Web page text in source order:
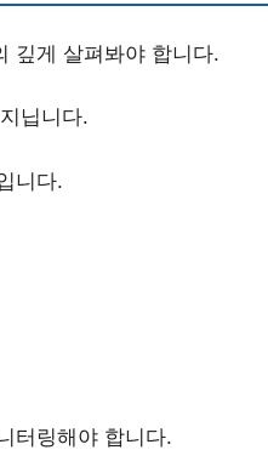
깊게 살펴봐야 합니다.
닙니다.
니다.
터링해야 합니다.